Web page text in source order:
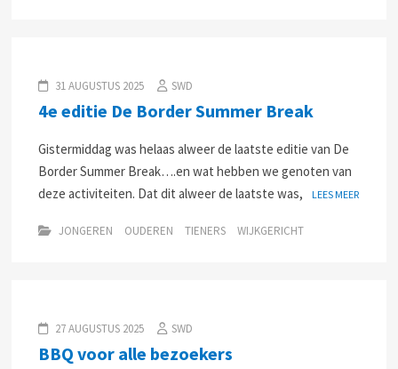
31 AUGUSTUS 2025 SWD
4e editie De Border Summer Break
Gistermiddag was helaas alweer de laatste editie van De
Border Summer Break….en wat hebben we genoten van
deze activiteiten. Dat dit alweer de laatste was,
LEES MEER
JONGEREN OUDEREN TIENERS WIJKGERICHT
27 AUGUSTUS 2025 SWD
BBQ voor alle bezoekers